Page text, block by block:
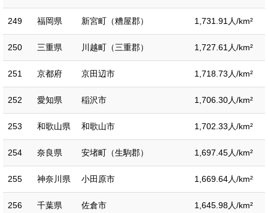
249 福岡県 新宮町（糟屋郡） 1,731.91人/km²
250 三重県 川越町（三重郡） 1,727.61人/km²
251 京都府 京田辺市 1,718.73人/km²
252 愛知県 稲沢市 1,706.30人/km²
253 和歌山県 和歌山市 1,702.33人/km²
254 奈良県 安堵町（生駒郡） 1,697.45人/km²
255 神奈川県 小田原市 1,669.64人/km²
256 千葉県 佐倉市 1,645.98人/km²